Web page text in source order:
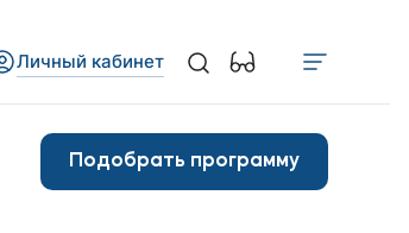
Личный кабинет
Подобрать программу